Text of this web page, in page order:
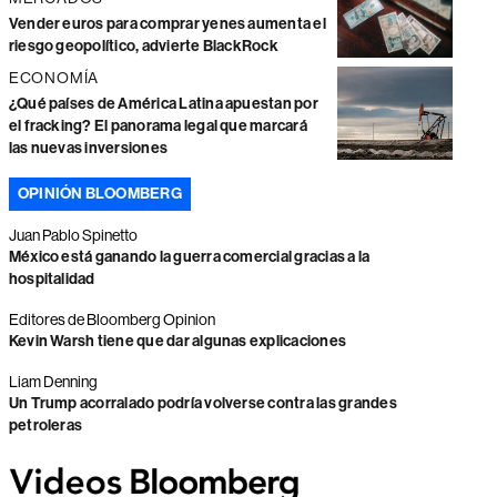
Vender euros para comprar yenes aumenta el
riesgo geopolítico, advierte BlackRock
ECONOMÍA
¿Qué países de América Latina apuestan por
el fracking? El panorama legal que marcará
las nuevas inversiones
OPINIÓN BLOOMBERG
Juan Pablo Spinetto
México está ganando la guerra comercial gracias a la
hospitalidad
Editores de Bloomberg Opinion
Kevin Warsh tiene que dar algunas explicaciones
Liam Denning
Un Trump acorralado podría volverse contra las grandes
petroleras